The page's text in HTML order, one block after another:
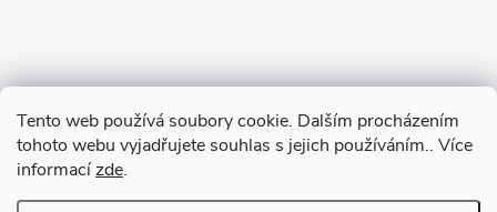
Tento web používá soubory cookie. Dalším procházením
tohoto webu vyjadřujete souhlas s jejich používáním.. Více
informacízde.